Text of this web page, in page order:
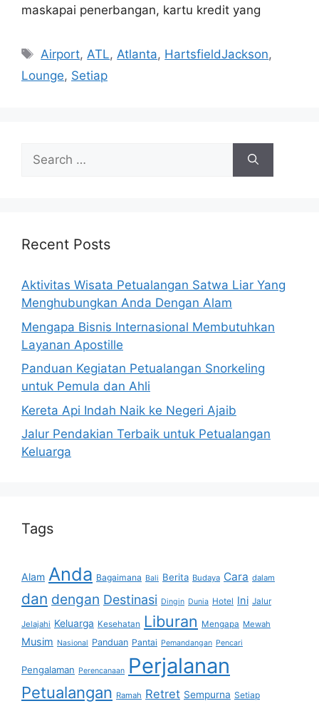
maskapai penerbangan, kartu kredit yang
Tags
Airport,ATL,Atlanta, HartsfieldJackson,
Lounge, Setiap
Search
for:
Recent Posts
Aktivitas Wisata Petualangan Satwa Liar Yang
Menghubungkan Anda Dengan Alam
Mengapa Bisnis Internasional Membutuhkan
Layanan Apostille
Panduan Kegiatan Petualangan Snorkeling
untuk Pemula dan Ahli
Kereta Api Indah Naik ke Negeri Ajaib
Jalur Pendakian Terbaik untuk Petualangan
Keluarga
Tags
Alam Anda Bagaimana Bali Berita Budaya Cara dalam
dan dengan Destinasi Dingin Dunia Hotel Ini Jalur
Jelajahi Keluarga Kesehatan Liburan Mengapa Mewah
Musim Nasional Panduan Pantai Pemandangan Pencari
Pengalaman Perencanaan Perjalanan
Petualangan Ramah Retret Sempurna Setiap